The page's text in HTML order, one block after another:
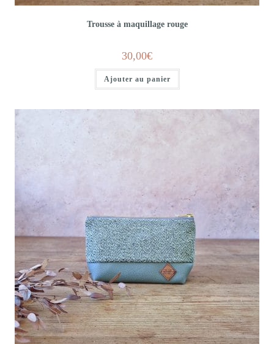
Trousse à maquillage rouge
30,00€
Ajouter au panier